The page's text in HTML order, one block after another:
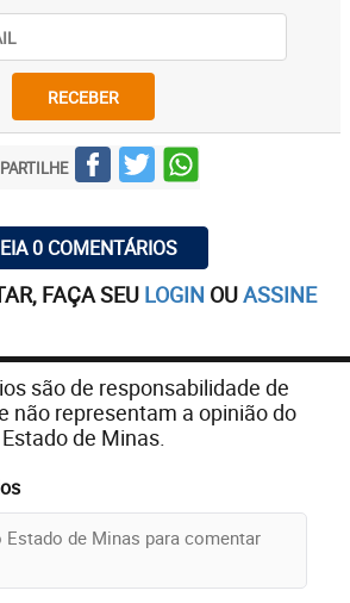
RECEBER
0 COMENTÁRIOS
FAÇA SEU LOGIN OUASSINE
são de responsabilidade de
não representam a opinião do
Estado de Minas.